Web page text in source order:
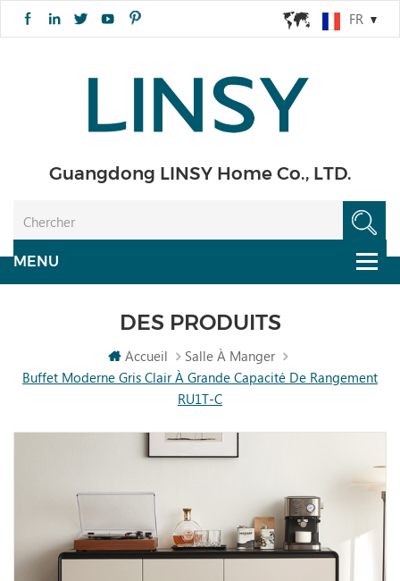
FR
Guangdong LINSY Home Co., LTD.
DES PRODUITS
Accueil
Salle À Manger
Buffet Moderne Gris Clair À Grande Capacité De Rangement
RU1T-C